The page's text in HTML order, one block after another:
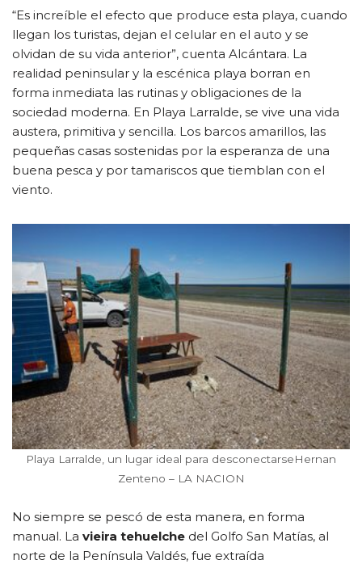
“Es increíble el efecto que produce esta playa, cuando
llegan los turistas, dejan el celular en el auto y se
olvidan de su vida anterior”, cuenta Alcántara. La
realidad peninsular y la escénica playa borran en
forma inmediata las rutinas y obligaciones de la
sociedad moderna. En Playa Larralde, se vive una vida
austera, primitiva y sencilla. Los barcos amarillos, las
pequeñas casas sostenidas por la esperanza de una
buena pesca y por tamariscos que tiemblan con el
viento.
Playa Larralde, un lugar ideal para desconectarseHernan
Zenteno – LA NACION
No siempre se pescó de esta manera, en forma
manual. La vieira tehuelche del Golfo San Matías, al
norte de la Península Valdés, fue extraída